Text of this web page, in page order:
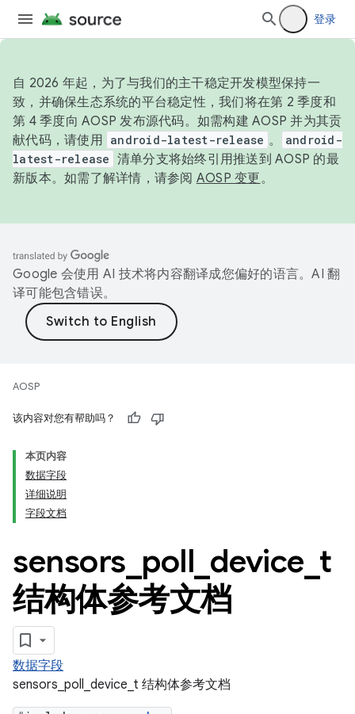
登录
自 2026 年起，为了与我们的主干稳定开发模型保持一
致，并确保生态系统的平台稳定性，我们将在第 2 季度和
第 4 季度向 AOSP 发布源代码。如需构建 AOSP 并为其贡
献代码，请使用 android-latest-release 。
android-
latest-release 清单分支将始终引用推送到 AOSP 的最
新版本。如需了解详情，请参阅 AOSP 变更。
Google 会使用 AI 技术将内容翻译成您偏好的语言。AI 翻
译可能包含错误。
AOSP
该内容对您有帮助吗？
本页内容
数据字段
详细说明
字段文档
sensors poll device t
结构体参考文档
数据字段
sensors_poll_device_t 结构体参考文档